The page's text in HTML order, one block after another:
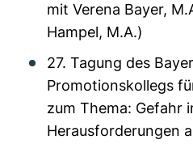
mit Verena Bayer,
Hampel, M.A.)
27. Tagung des
Promotionskollegs
zum Thema: Gefahr
Herausforderungen